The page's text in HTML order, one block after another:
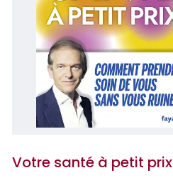
Votre santé à petit prix